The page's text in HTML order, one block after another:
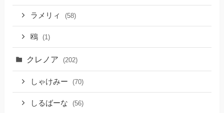
ラメリィ (58)
鴎 (1)
クレノア (202)
しゃけみー (70)
しるばーな (56)